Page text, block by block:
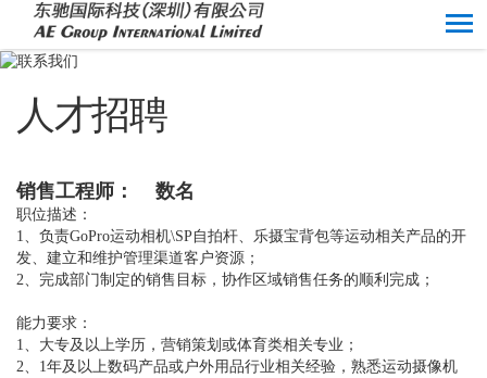
人才招聘
销售工程师： 数名
职位描述：
1、负责GoPro运动相机\SP自拍杆、乐摄宝背包等运动相关产品的开
发、建立和维护管理渠道客户资源；
2、完成部门制定的销售目标，协作区域销售任务的顺利完成；
能力要求：
1、大专及以上学历，营销策划或体育类相关专业；
2、1年及以上数码产品或户外用品行业相关经验，熟悉运动摄像机